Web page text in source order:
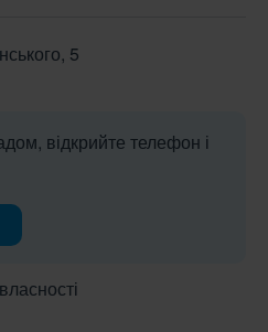
5
відкрийте телефон і